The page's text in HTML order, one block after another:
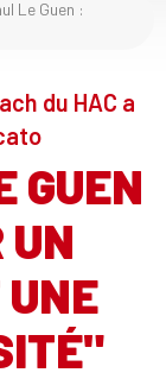
Le Guen :
du HAC a
GUEN
UN